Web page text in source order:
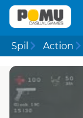
Spil Action